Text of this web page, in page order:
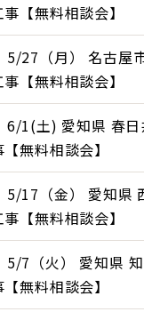
【無料相談会】
5/27（月） 名古屋
【無料相談会】
6/1(土) 愛知県 春日
無料相談会】
5/17（金） 愛知県
【無料相談会】
5/7（火） 愛知県
無料相談会】